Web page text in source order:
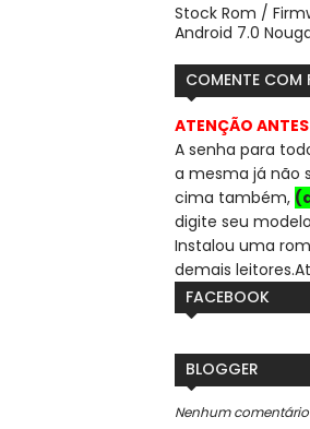
Stock Rom /
Android 7.0
COMENTE COM
ATENÇÃO
A senha para
a mesma já não
cima também,
digite seu
Instalou uma
demais leitores.
FACEBOOK
BLOGGER
Nenhum comentário